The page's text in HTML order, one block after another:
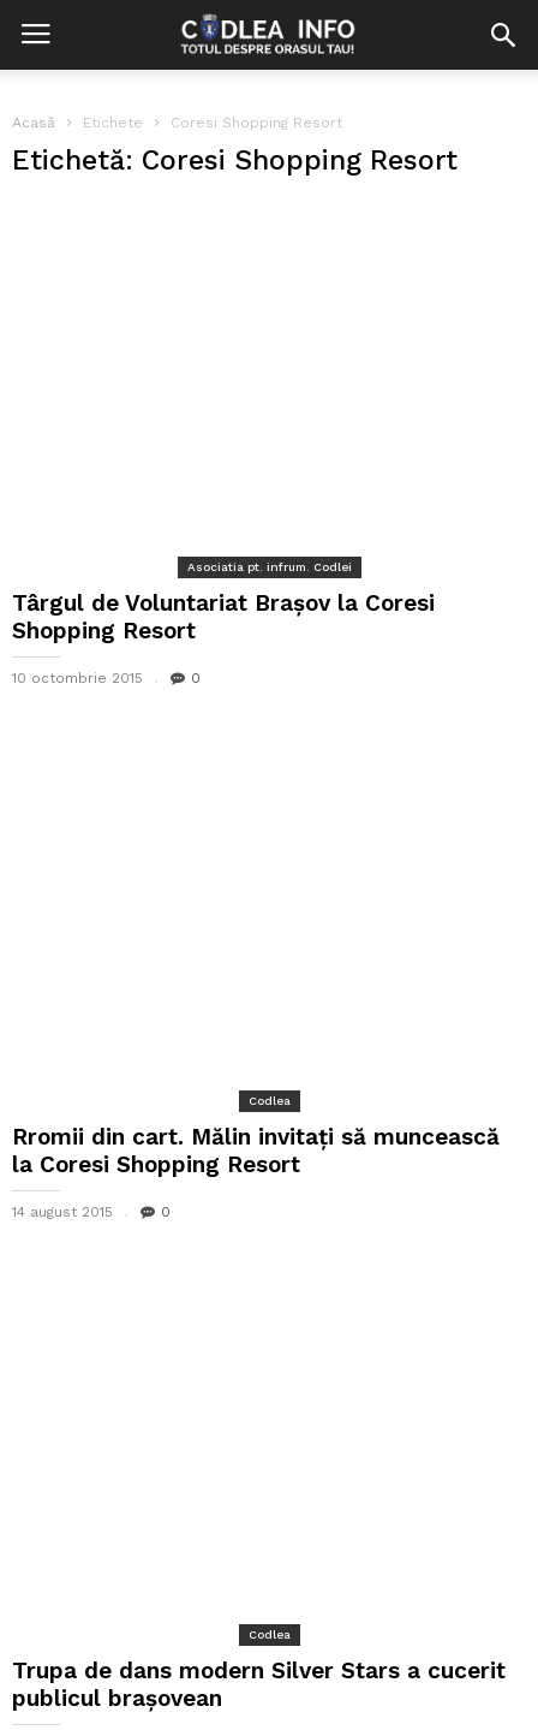
Acasă Etichete Coresi Shopping Resort
Etichetă: Coresi Shopping Resort
Asociatia pt. infrum. Codlei
Târgul de Voluntariat Brașov la Coresi
Shopping Resort
10 octombrie 2015 0
Codlea
Rromii din cart. Mălin invitați să muncească
la Coresi Shopping Resort
14 august 2015 0
Codlea
Trupa de dans modern Silver Stars a cucerit
publicul brașovean